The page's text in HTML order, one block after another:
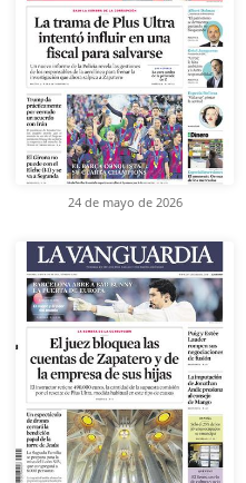
24 de mayo de 2026